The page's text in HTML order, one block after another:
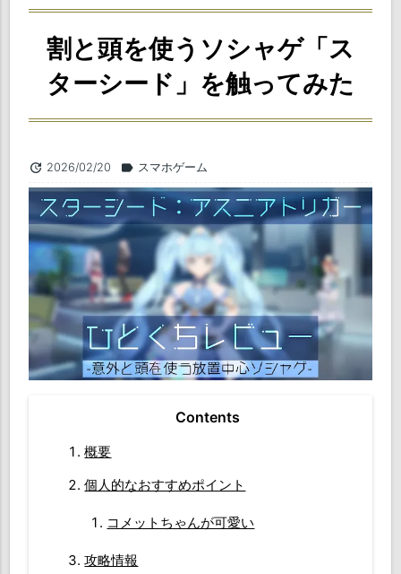
割と頭を使うソシャゲ「ス
ターシード」を触ってみた
update 2026/02/20 label スマホゲーム
概要
個人的なおすすめポイント
コメットちゃんが可愛い
攻略情報